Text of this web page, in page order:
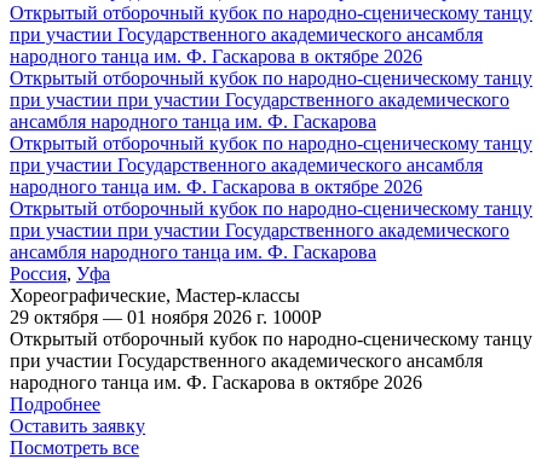
Открытый отборочный кубок по народно-сценическому танцу
при участии Государственного академического ансамбля
народного танца им. Ф. Гаскарова в октябре 2026
Открытый отборочный кубок по народно-сценическому танцу
при участии при участии Государственного академического
ансамбля народного танца им. Ф. Гаскарова
Открытый отборочный кубок по народно-сценическому танцу
при участии Государственного академического ансамбля
народного танца им. Ф. Гаскарова в октябре 2026
Открытый отборочный кубок по народно-сценическому танцу
при участии при участии Государственного академического
ансамбля народного танца им. Ф. Гаскарова
Россия, Уфа
Хореографические, Мастер-классы
29 октября — 01 ноября 2026 г. 1000Р
Открытый отборочный кубок по народно-сценическому танцу
при участии Государственного академического ансамбля
народного танца им. Ф. Гаскарова в октябре 2026
Подробнее
Оставить заявку
Посмотреть все